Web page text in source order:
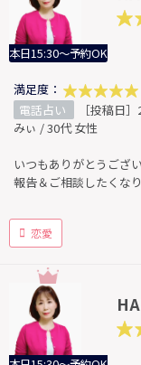
本日15:30～予約OK
満足度：
電話占い
［投稿日
みぃ / 30代 女性
いつもありがとうござ
報告＆ご相談したくな
恋愛